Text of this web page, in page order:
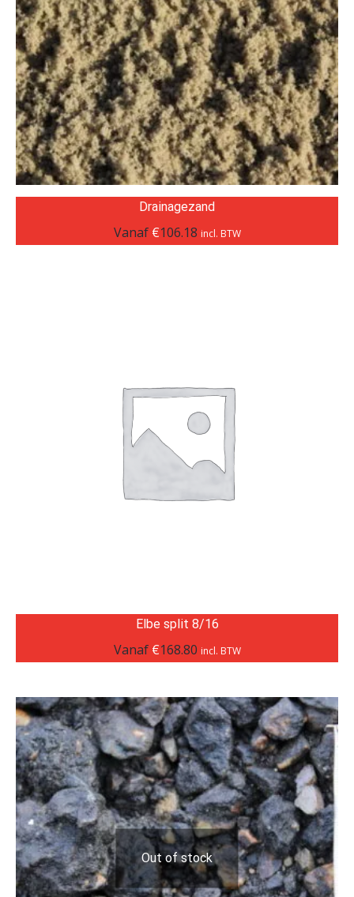
Drainagezand
Vanaf €106.18 incl. BTW
Elbe split 8/16
Vanaf €168.80 incl. BTW
Out of stock